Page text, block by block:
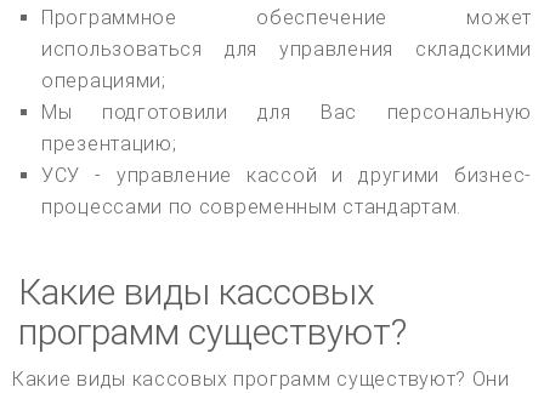
Программное обеспечение может
использоваться для управления складскими
операциями;
Мы подготовили для Вас персональную
презентацию;
УСУ - управление кассой и другими бизнес-
процессами по современным стандартам.
Какие виды кассовых
программ существуют?
Какие виды кассовых программ существуют? Они